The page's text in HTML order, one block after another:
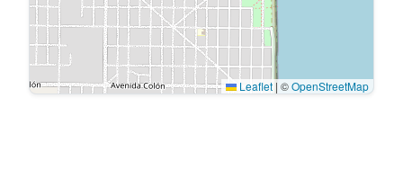
Leaflet | ©OpenStreetMap